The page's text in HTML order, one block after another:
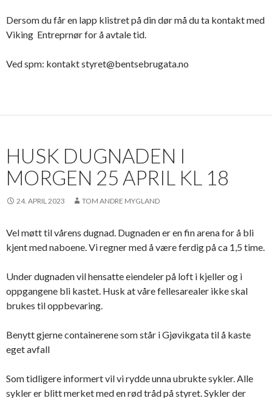
Dersom du får en lapp klistret på din dør må du ta kontakt med
Viking Entreprnør for å avtale tid.
Ved spm: kontakt styret@bentsebrugata.no
HUSK DUGNADEN I
MORGEN 25 APRIL KL 18
24. APRIL 2023 TOM ANDRE MYGLAND
Vel møtt til vårens dugnad. Dugnaden er en fin arena for å bli
kjent med naboene. Vi regner med å være ferdig på ca 1,5 time.
Under dugnaden vil hensatte eiendeler på loft i kjeller og i
oppgangene bli kastet. Husk at våre fellesarealer ikke skal
brukes til oppbevaring.
Benytt gjerne containerene som står i Gjøvikgata til å kaste
eget avfall
Som tidligere informert vil vi rydde unna ubrukte sykler. Alle
sykler er blitt merket med en rød tråd på styret. Sykler der